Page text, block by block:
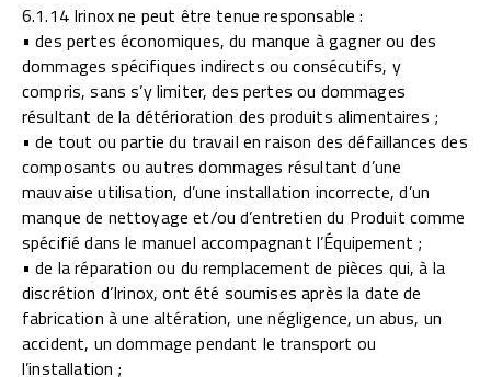
6.1.14 Irinox ne peut être tenue responsable :
• des pertes économiques, du manque à gagner ou des
dommages spécifiques indirects ou consécutifs, y
compris, sans s’y limiter, des pertes ou dommages
résultant de la détérioration des produits alimentaires ;
• de tout ou partie du travail en raison des défaillances des
composants ou autres dommages résultant d’une
mauvaise utilisation, d’une installation incorrecte, d’un
manque de nettoyage et/ou d’entretien du Produit comme
spécifié dans le manuel accompagnant l’Équipement ;
• de la réparation ou du remplacement de pièces qui, à la
discrétion d’Irinox, ont été soumises après la date de
fabrication à une altération, une négligence, un abus, un
accident, un dommage pendant le transport ou
l’installation ;